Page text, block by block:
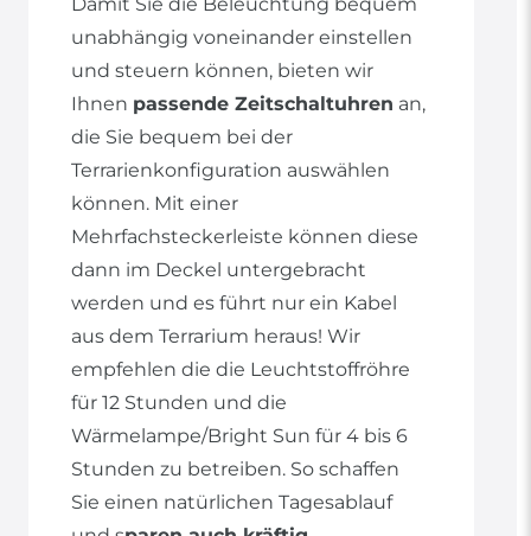
unabhängig voneinander einstellen
und steuern können, bieten wir
Ihnen passende Zeitschaltuhren an,
die Sie bequem bei der
Terrarienkonfiguration auswählen
können. Mit einer
Mehrfachsteckerleiste können diese
dann im Deckel untergebracht
werden und es führt nur ein Kabel
aus dem Terrarium heraus! Wir
empfehlen die die Leuchtstoffröhre
für 12 Stunden und die
Wärmelampe/Bright Sun für 4 bis 6
Stunden zu betreiben. So schaffen
Sie einen natürlichen Tagesablauf